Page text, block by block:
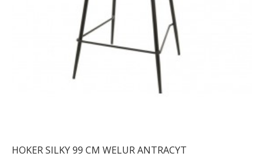
HOKER SILKY 99 CM WELUR ANTRACYT